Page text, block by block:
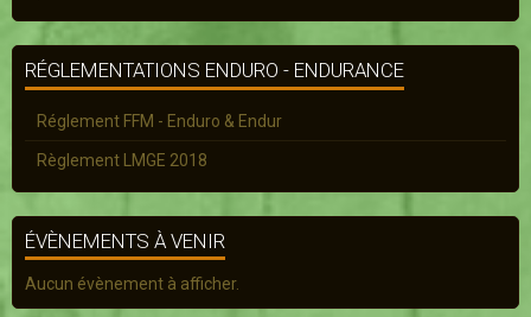
RÉGLEMENTATIONS ENDURO - ENDURANCE
Réglement FFM - Enduro & Endur
Règlement LMGE 2018
ÉVÈNEMENTS À VENIR
Aucun évènement à afficher.